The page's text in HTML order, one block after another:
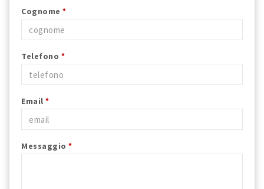
Cognome *
Telefono *
Email *
Messaggio *